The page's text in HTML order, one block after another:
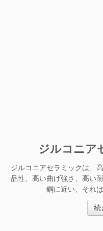
ジルコニア
ジルコニアセラミックは、
品性、高い曲げ強さ、高い
鋼に近い、それ
続